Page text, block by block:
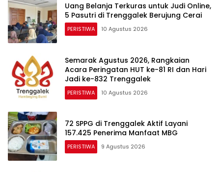
Uang Belanja Terkuras untuk Judi Online,
5 Pasutri di Trenggalek Berujung Cerai
PERISTIWA 10 Agustus 2026
Semarak Agustus 2026, Rangkaian
Acara Peringatan HUT ke-81 RI dan Hari
Jadi ke-832 Trenggalek
PERISTIWA 10 Agustus 2026
72 SPPG di Trenggalek Aktif Layani
157.425 Penerima Manfaat MBG
PERISTIWA 9 Agustus 2026